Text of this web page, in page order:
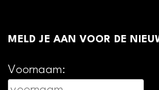
MELD JE AAN VOOR DE
Voornaam: